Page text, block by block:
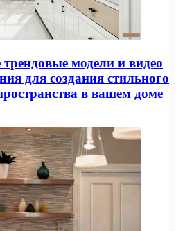
модели и видео
для создания стильного
в вашем доме